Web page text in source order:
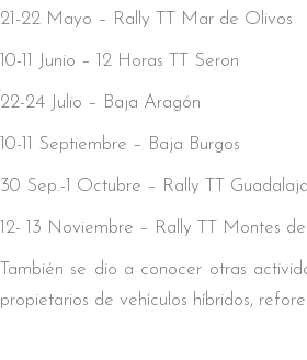
21-22 Mayo – Rally TT Mar de Olivos
10-11 Junio – 12 Horas TT Seron
22-24 Julio – Baja Aragón
10-11 Septiembre – Baja Burgos
30 Sep.-1 Octubre – Rally TT
12- 13 Noviembre – Rally TT Montes
También se dio a conocer otras
propietarios de vehículos híbridos,